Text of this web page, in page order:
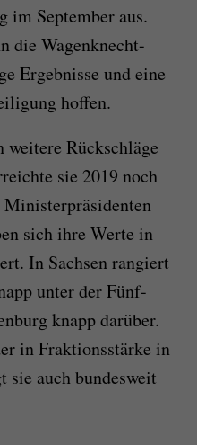
im September aus.
die Wagenknecht-
Ergebnisse und eine
hoffen.
Rückschläge
sie 2019 noch
sich ihre Werte in
In Sachsen rangiert
unter der Fünf-
knapp darüber.
in Fraktionsstärke in
sie auch bundesweit